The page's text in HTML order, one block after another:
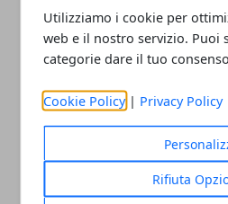
Utilizziamo i cookie per
web e il nostro servizio. Puoi
categorie dare il tuo
Cookie Policy | Privacy Policy
Rifiuta
Videogames
Streaming
Android
MacBook
FaceBook
Console